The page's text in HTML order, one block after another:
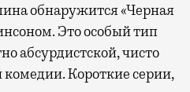
обнаружится «Черная
Это особый тип
абсурдистской, чисто
Короткие серии,